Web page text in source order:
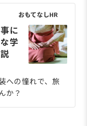
おもてなしHR
に
学
への憧れで、旅
か？